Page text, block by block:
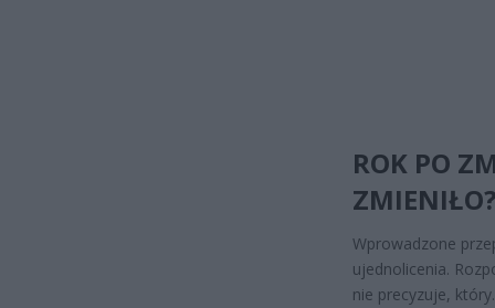
ROK PO
Wprowadzone
ujednolicenia.
nie precyzuje,